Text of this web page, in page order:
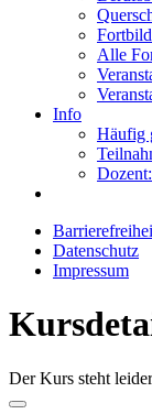
Alle
Info
Häufig
Datenschutz
Impressum
Der Kurs steht